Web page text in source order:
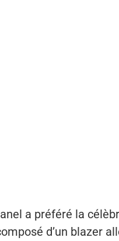
a préféré la
d’un blazer